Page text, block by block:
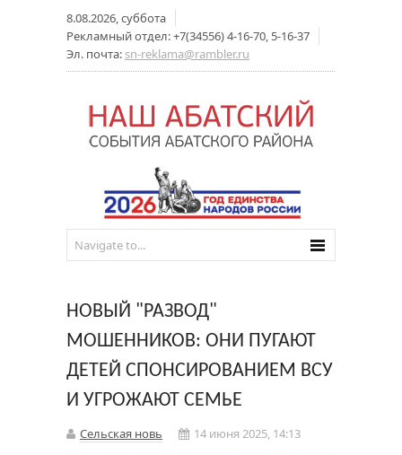
8.08.2026, суббота
Рекламный отдел: +7(34556) 4-16-70, 5-16-37
Эл. почта: sn-reklama@rambler.ru
НОВЫЙ "РАЗВОД"
МОШЕННИКОВ: ОНИ ПУГАЮТ
ДЕТЕЙ СПОНСИРОВАНИЕМ ВСУ
И УГРОЖАЮТ СЕМЬЕ
Сельская новь 14 июня 2025, 14:13